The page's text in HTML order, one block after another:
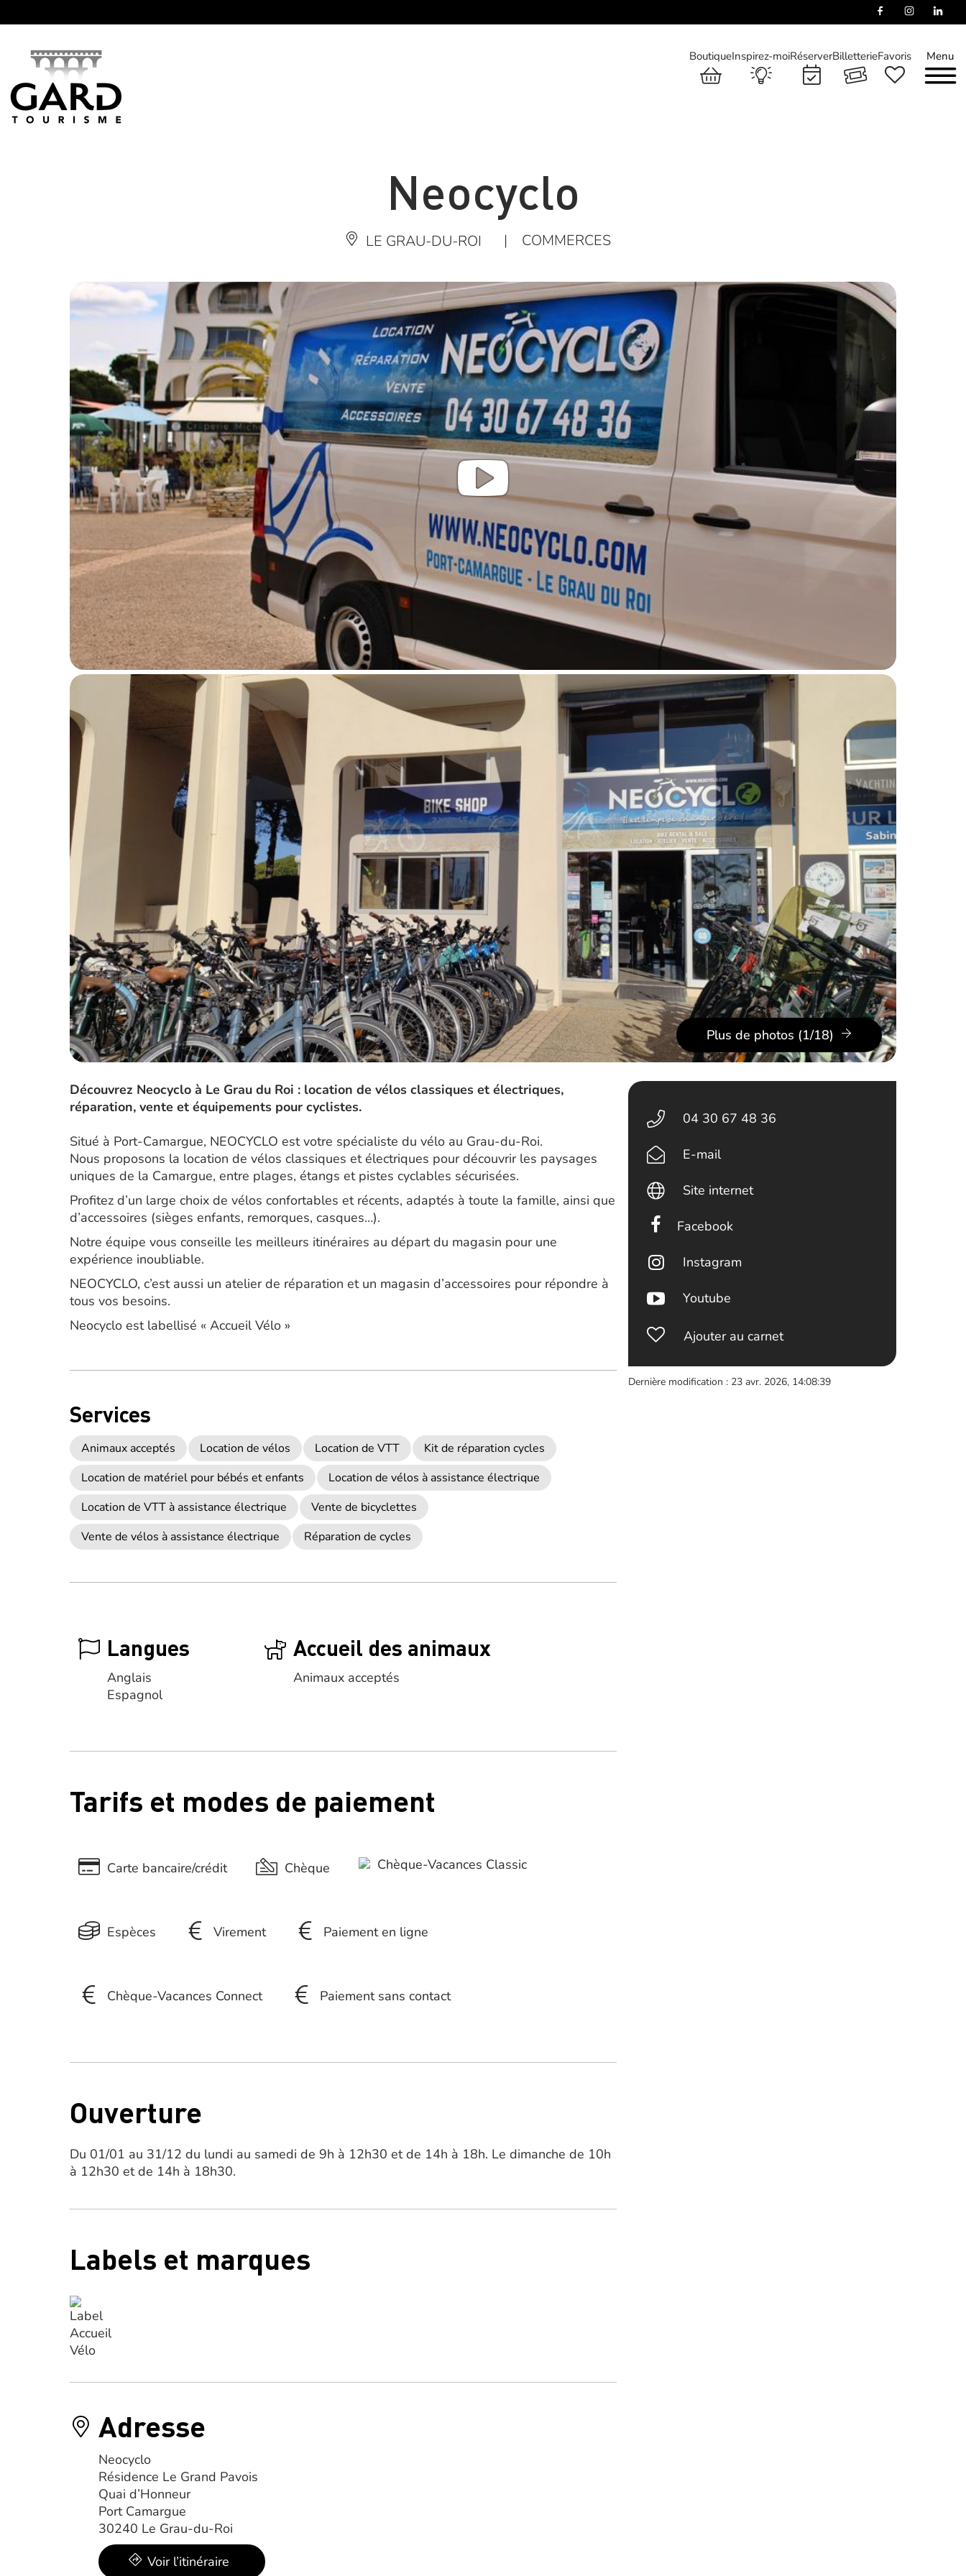
Menu
BoutiqueInspirez-moiRéserverBilletterieFavoris
Neocyclo
LE GRAU-DU-ROI | COMMERCES
Plus de photos (1/18)
Découvrez Neocyclo à Le Grau du Roi : location de vélos classiques et électriques,
réparation, vente et équipements pour cyclistes.
Situé à Port-Camargue, NEOCYCLO est votre spécialiste du vélo au Grau-du-Roi.
Nous proposons la location de vélos classiques et électriques pour découvrir les paysages
uniques de la Camargue, entre plages, étangs et pistes cyclables sécurisées.
Profitez d’un large choix de vélos confortables et récents, adaptés à toute la famille, ainsi que
d’accessoires (sièges enfants, remorques, casques…).
Notre équipe vous conseille les meilleurs itinéraires au départ du magasin pour une
expérience inoubliable.
NEOCYCLO, c’est aussi un atelier de réparation et un magasin d’accessoires pour répondre à
tous vos besoins.
Neocyclo est labellisé « Accueil Vélo »
Services
Animaux acceptés Location de vélos Location de VTT
Kit de réparation cycles
Location de matériel pour bébés et enfants
Location de vélos à assistance électrique
Location de VTT à assistance électrique
Vente de bicyclettes
Vente de vélos à assistance électrique
Réparation de cycles
Langues
Anglais
Espagnol
Accueil des animaux
Animaux acceptés
Tarifs et modes de paiement
Carte bancaire/crédit Chèque Chèque-Vacances Classic
Espèces Virement Paiement en ligne
Chèque-Vacances Connect Paiement sans contact
Ouverture
Du 01/01 au 31/12 du lundi au samedi de 9h à 12h30 et de 14h à 18h. Le dimanche de 10h
à 12h30 et de 14h à 18h30.
Labels et marques
Adresse
Neocyclo
Résidence Le Grand Pavois
Quai d’Honneur
Port Camargue
30240 Le Grau-du-Roi
Voir l’itinéraire
04 30 67 48 36
E-mail
Site internet
Facebook
Instagram
Youtube
Ajouter au carnet
Dernière modification : 23 avr. 2026, 14:08:39